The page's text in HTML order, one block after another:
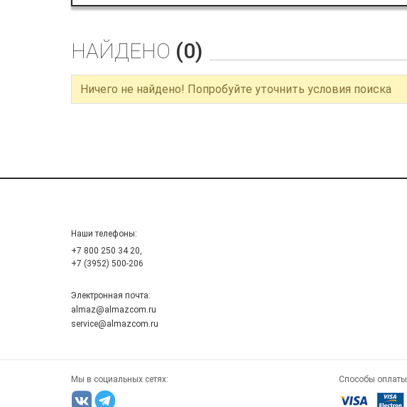
НАЙДЕНО (0)
Ничего не найдено! Попробуйте уточнить условия поиска
Наши телефоны:
+7 800 250 34 20,
+7 (3952) 500-206
Электронная почта:
almaz@almazcom.ru
service@almazcom.ru
Мы в социальных сетях: Способы оплаты